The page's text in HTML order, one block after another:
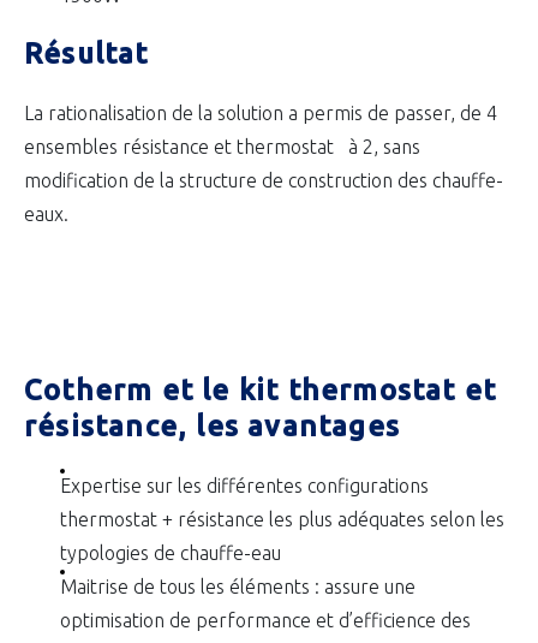
Résultat
La rationalisation de la solution a permis de passer, de 4
ensembles résistance et thermostat à 2, sans
modification de la structure de construction des chauffe-
eaux.
Cotherm et le kit thermostat et
résistance, les avantages
Expertise sur les différentes configurations
thermostat + résistance les plus adéquates selon les
typologies de chauffe-eau
Maitrise de tous les éléments : assure une
optimisation de performance et d’efficience des